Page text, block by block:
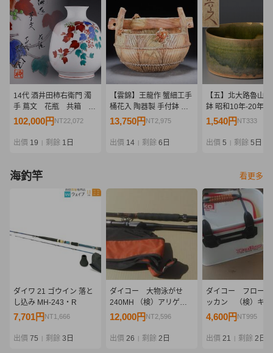
14代 酒井田柿右衛門 濁
手 蔦文 花瓶 共箱 共
布
102,000円 NT22,072
出價 19 剩餘 1日
【雲錦】王龍作 蟹細工手
桶花入 陶器製 手付鉢 飾
壺 茶道具 華道具 骨董 古
時代物 7L6-757S08
13,750円 NT2,975
出價 14 剩餘 6日
【五】北大路魯山
鉢 昭和10年-20年代
無
1,540円 NT333
出價 5 剩餘 5日
海釣竿 看更多
ダイワ 21 ゴウイン 落と
し込み MH-243・R
7,701円 NT1,666
出價 75 剩餘 3日
ダイコー 大物泳がせ
240MH （検）アリゲー
ター 剛樹 CAMEX キ
発 釣武者 ロッド コ
12,000円 NT2,596
出價 26 剩餘 2日
ダイコー フロー
ッカン （検）キャ
クス CAMEX スタ
ム クエ あら モ
4,600円 NT995
出價 21 剩餘 2日